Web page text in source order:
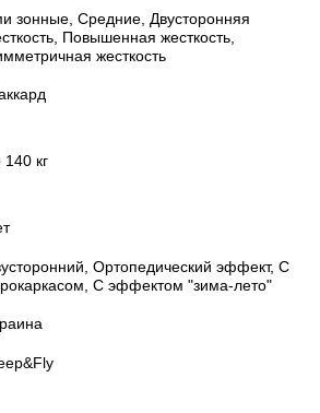
зонные, Средние, Двусторонняя
, Повышенная жесткость,
жесткость
140 кг
, Ортопедический эффект, С
, С эффектом "зима-лето"